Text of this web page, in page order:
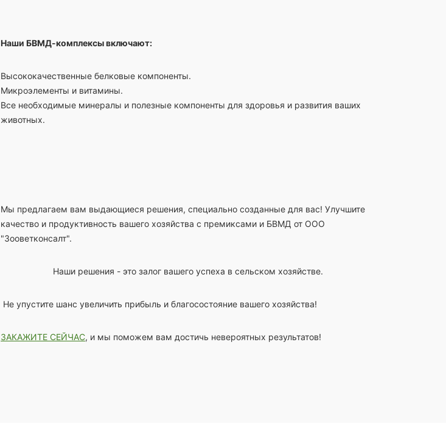
Наши БВМД-комплексы включают:
Высококачественные белковые компоненты.
Микроэлементы и витамины.
Все необходимые минералы и полезные компоненты для здоровья и развития ваших
животных.
Мы предлагаем вам выдающиеся решения, специально созданные для вас! Улучшите
качество и продуктивность вашего хозяйства с премиксами и БВМД от ООО
"Зооветконсалт".
Наши решения - это залог вашего успеха в сельском хозяйстве.
Не упустите шанс увеличить прибыль и благосостояние вашего хозяйства!
ЗАКАЖИТЕ СЕЙЧАС, и мы поможем вам достичь невероятных результатов!